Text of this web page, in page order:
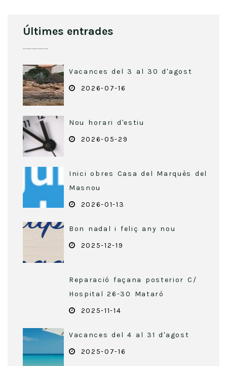
Últimes entrades
Vacances del 3 al 30 d'agost
2026-07-16
Nou horari d'estiu
2026-05-29
Inici obres Casa del Marquès del
Masnou
2026-01-13
Bon nadal i feliç any nou
2025-12-19
Reparació façana posterior C/
Hospital 26-30 Mataró
2025-11-14
Vacances del 4 al 31 d'agost
2025-07-16